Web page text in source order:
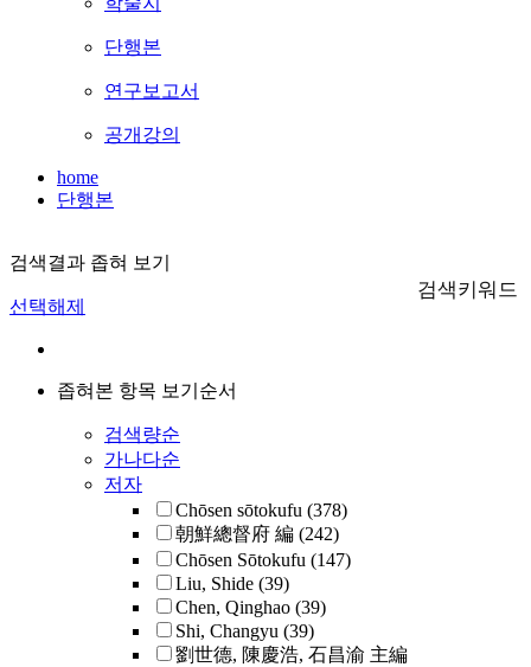
단행본
연구보고서
공개강의
home
단행본
검색결과 좁혀 보기
선택해제
좁혀본 항목 보기순서
검색량순
가나다순
저자
Chōsen sōtokufu (378)
朝鮮總督府 編 (242)
Chōsen Sōtokufu (147)
Liu, Shide (39)
Chen, Qinghao (39)
Shi, Changyu (39)
劉世德, 陳慶浩, 石昌渝 主編
검색키워드